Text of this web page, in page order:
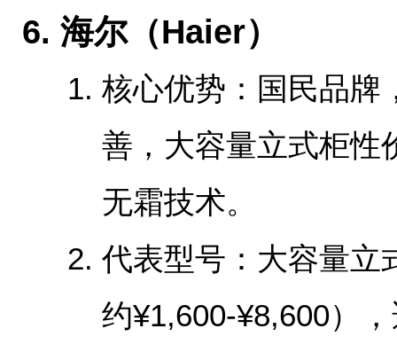
‌6. 海尔（Haier）‌
核心优势‌：国民品牌
善，大容量立式柜性
无霜技术。
代表型号‌：大容量立
约¥1,600-¥8,600）